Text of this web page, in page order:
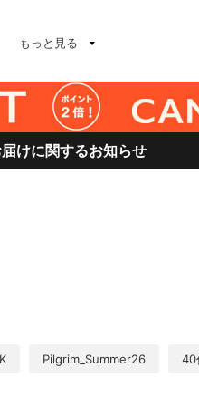
もっと見る
けに関するお知らせ
Pilgrim_Summer26 40